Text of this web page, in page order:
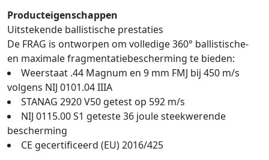
Producteigenschappen
Uitstekende ballistische prestaties
De FRAG is ontworpen om volledige 360° ballistische-
en maximale fragmentatiebescherming te bieden:
Weerstaat .44 Magnum en 9 mm FMJ bij 450 m/s
volgens NIJ 0101.04 IIIA
STANAG 2920 V50 getest op 592 m/s
NIJ 0115.00 S1 geteste 36 joule steekwerende
bescherming
CE gecertificeerd (EU) 2016/425